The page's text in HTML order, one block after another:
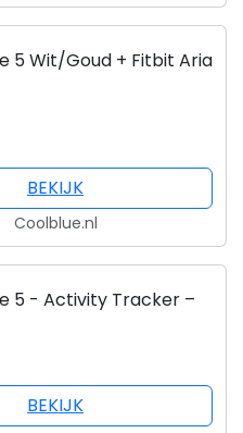
5 Wit/Goud + Fitbit Aria
BEKIJK
Coolblue.nl
5 - Activity Tracker –
BEKIJK